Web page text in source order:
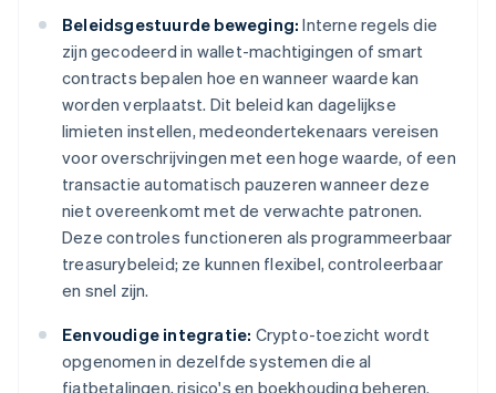
Beleidsgestuurde beweging: Interne regels die
zijn gecodeerd in wallet-machtigingen of smart
contracts bepalen hoe en wanneer waarde kan
worden verplaatst. Dit beleid kan dagelijkse
limieten instellen, medeondertekenaars vereisen
voor overschrijvingen met een hoge waarde, of een
transactie automatisch pauzeren wanneer deze
niet overeenkomt met de verwachte patronen.
Deze controles functioneren als programmeerbaar
treasurybeleid; ze kunnen flexibel, controleerbaar
en snel zijn.
Eenvoudige integratie: Crypto-toezicht wordt
opgenomen in dezelfde systemen die al
fiatbetalingen, risico's en boekhouding beheren.